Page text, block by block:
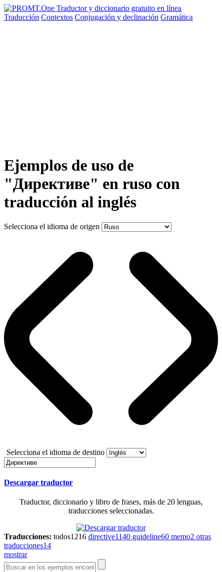
Traducción Contextos Conjugación y declinación Gramática
Ejemplos de uso de
"Директиве" en ruso con
traducción al inglés
Selecciona el idioma de origen
Selecciona el idioma de destino
Descargar traductor
Traductor, diccionario y libro de frases, más de 20 lenguas,
traducciones seleccionadas.
Traducciones: todos1216 directive1140 guideline60 memo2 otras
traducciones14
mostrar